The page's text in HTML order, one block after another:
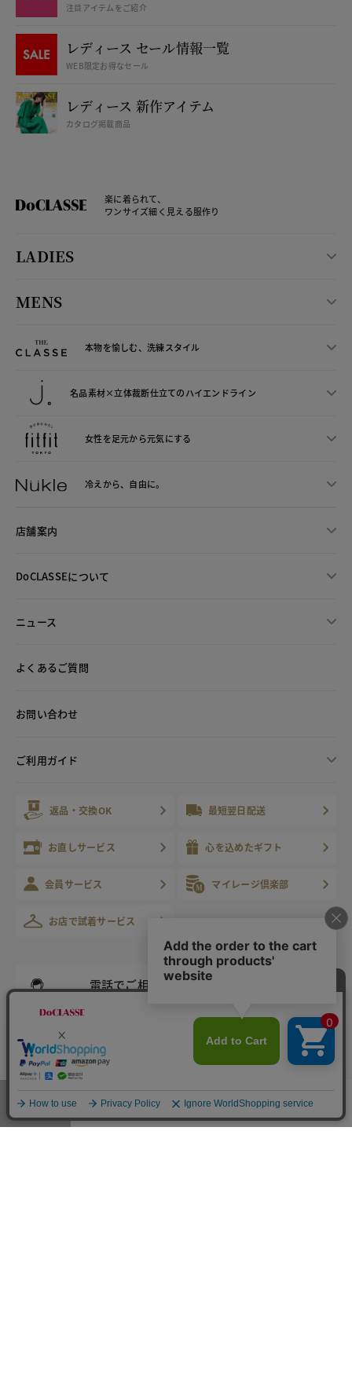
カラー・サイズを選択する
注目アイテムをご紹介
レディース セール情報一覧
WEB限定お得なセール
レディース 新作アイテム
カタログ掲載商品
楽に着られて、
ワンサイズ細く見える服作り
LADIES
MENS
本物を愉しむ、洗練スタイル
名品素材×立体裁断仕立てのハイエンドライン
女性を足元から元気にする
冷えから、 自由に。
店舗案内
DoCLASSEについて
ニュース
よくあるご質問
お問い合わせ
ご利用ガイド
返品・交換OK 最短翌日配送
お直しサービス 心を込めたギフト
会員サービス マイレージ倶楽部
お店で試着サービス
電話でご相談 受付時間 9:00～21:00 年中無休
固定電話から
0120-178-788
携帯・IP電話から（有料）
0570-003-003
※ご申告をいただければ、こちらから折り返しお電話いたします
DoCLASSE